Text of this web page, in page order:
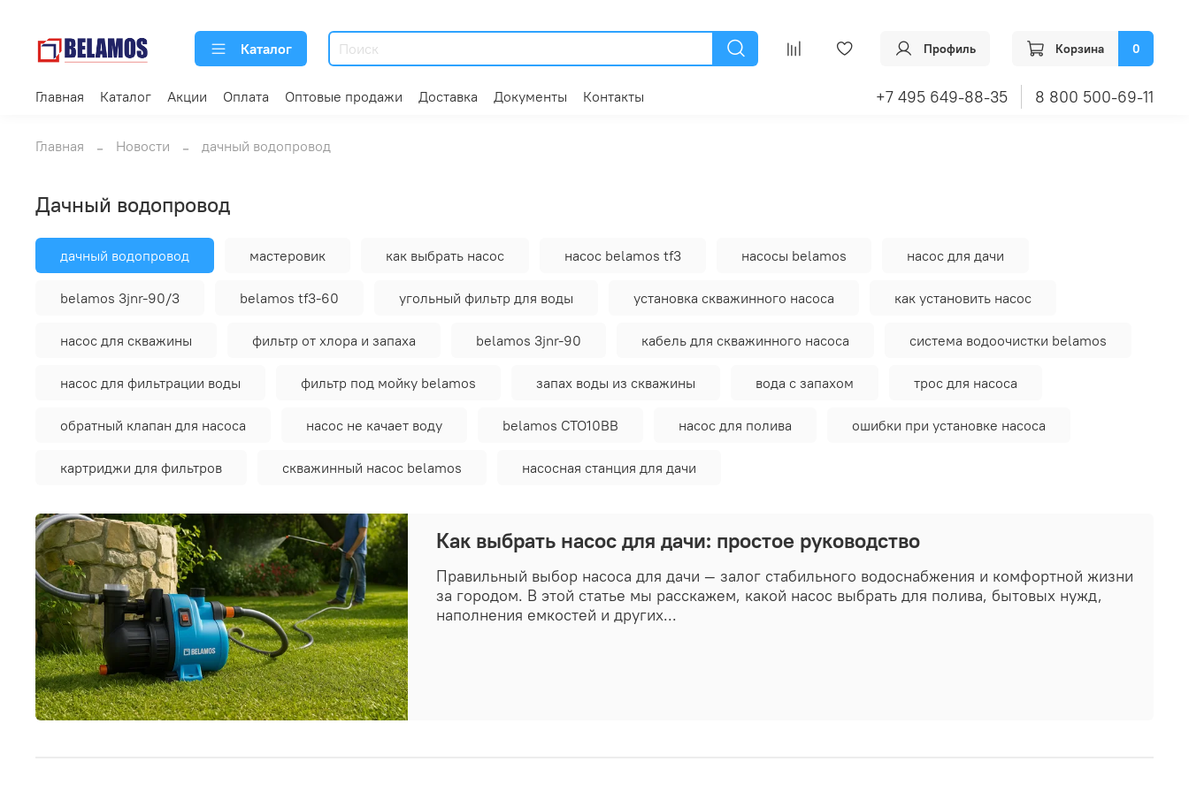
Каталог Профиль Корзина 0
Главная Каталог Акции Оплата Оптовые продажи Доставка Документы Контакты +7 495 649-88-35 8 800 500-69-11
Главная Новости дачный водопровод
дачный водопровод
дачный водопровод мастеровик как выбрать насос насос belamos tf3 насосы belamos насос для дачи
belamos 3jnr-90/3 belamos tf3-60 угольный фильтр для воды установка скважинного насоса как установить насос
насос для скважины фильтр от хлора и запаха belamos 3jnr-90 кабель для скважинного насоса система водоочистки belamos
насос для фильтрации воды фильтр под мойку belamos запах воды из скважины вода с запахом трос для насоса
обратный клапан для насоса насос не качает воду belamos CTO10BB насос для полива ошибки при установке насоса
картриджи для фильтров скважинный насос belamos насосная станция для дачи
Как выбрать насос для дачи: простое руководство
Правильный выбор насоса для дачи — залог стабильного водоснабжения и комфортной жизни
за городом. В этой статье мы расскажем, какой насос выбрать для полива, бытовых нужд,
наполнения емкостей и других...